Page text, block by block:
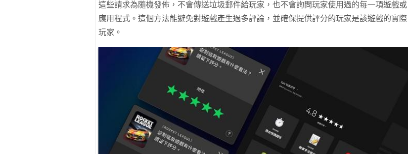
這些請求為隨機發佈，不會傳送垃圾郵件給玩家，也不會詢問玩家使用過的每一項遊戲或
應用程式。這個方法能避免對遊戲產生過多評論，並確保提供評分的玩家是該遊戲的實際
玩家。